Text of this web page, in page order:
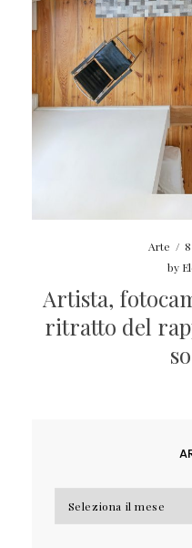
Arte /
by
Artista,
ritratto del